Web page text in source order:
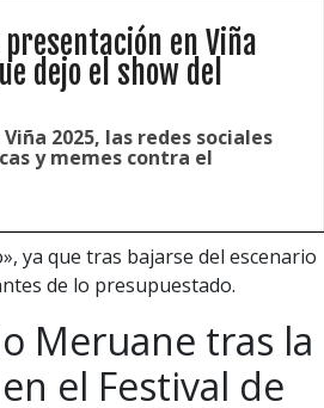
en Viña
dejo el show del
2025, las redes sociales
y memes contra el
ya que tras bajarse del escenario
de lo presupuestado.
Meruane tras la
el Festival de